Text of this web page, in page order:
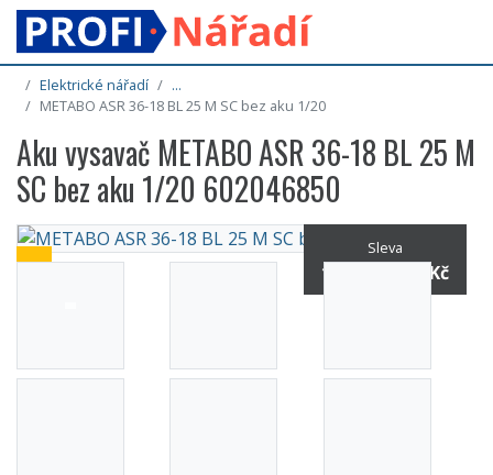
Elektrické nářadí
...
METABO ASR 36-18 BL 25 M SC bez aku 1/20
Aku vysavač METABO ASR 36-18 BL 25 M
SC bez aku 1/20 602046850
Sleva
14% / -3 605 Kč